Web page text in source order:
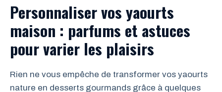
Personnaliser vos yaourts
maison : parfums et astuces
pour varier les plaisirs
Rien ne vous empêche de transformer vos yaourts
nature en desserts gourmands grâce à quelques